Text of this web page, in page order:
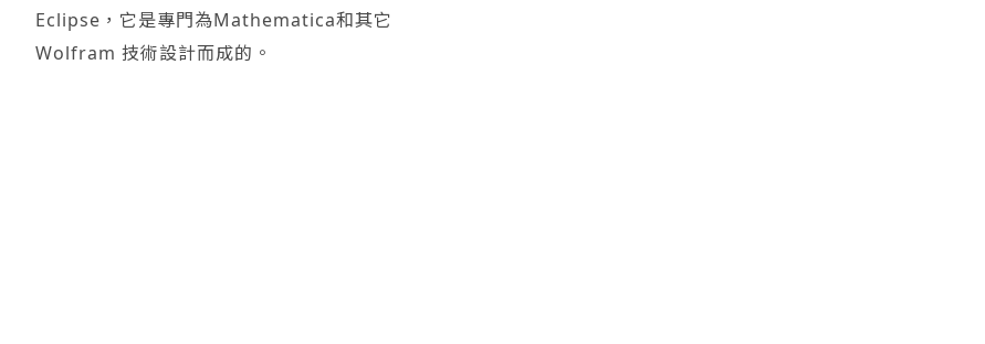
Eclipse，它是專門為Mathematica和其它
Wolfram 技術設計而成的。